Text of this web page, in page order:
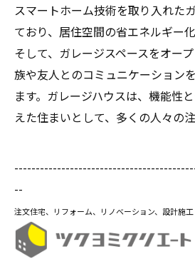
スマートホーム技術を取り入れた
ており、居住空間の省エネルギー
そして、ガレージスペースをオー
族や友人とのコミュニケーション
ます。ガレージハウスは、機能性
えた住まいとして、多くの人々の
--
注文住宅、リフォーム、リノベーション、設計施工